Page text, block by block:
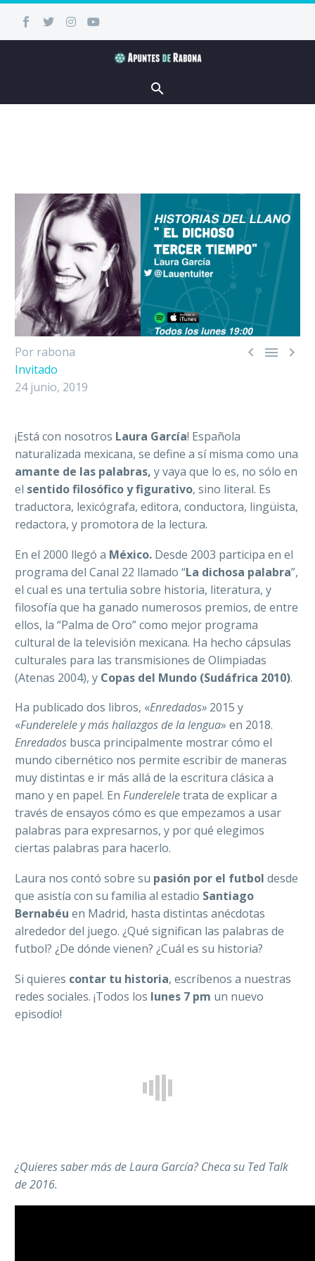
  
Por rabona
Invitado
24 junio, 2019
¡Está con nosotros Laura García! Española
naturalizada mexicana, se define a sí misma como una
amante de las palabras, y vaya que lo es, no sólo en
el sentido filosófico y figurativo, sino literal. Es
traductora, lexicógrafa, editora, conductora, lingüista,
redactora, y promotora de la lectura.
En el 2000 llegó a México. Desde 2003 participa en el
programa del Canal 22 llamado “La dichosa palabra”,
el cual es una tertulia sobre historia, literatura, y
filosofía que ha ganado numerosos premios, de entre
ellos, la “Palma de Oro” como mejor programa
cultural de la televisión mexicana. Ha hecho cápsulas
culturales para las transmisiones de Olimpiadas
(Atenas 2004), y Copas del Mundo (Sudáfrica 2010).
Ha publicado dos libros, «Enredados» 2015 y
«Funderelele y más hallazgos de la lengua» en 2018.
Enredados busca principalmente mostrar cómo el
mundo cibernético nos permite escribir de maneras
muy distintas e ir más allá de la escritura clásica a
mano y en papel. En Fundereleletrata de explicar a
través de ensayos cómo es que empezamos a usar
palabras para expresarnos, y por qué elegimos
ciertas palabras para hacerlo.
Laura nos contó sobre su pasión por el futbol desde
que asistía con su familia al estadio Santiago
Bernabéu en Madrid, hasta distintas anécdotas
alrededor del juego. ¿Qué significan las palabras de
futbol? ¿De dónde vienen? ¿Cuál es su historia?
Si quieres contar tu historia, escríbenos a nuestras
redes sociales. ¡Todos los lunes 7 pm un nuevo
episodio!
¿Quieres saber más de Laura García? Checa su Ted Talk
de 2016.